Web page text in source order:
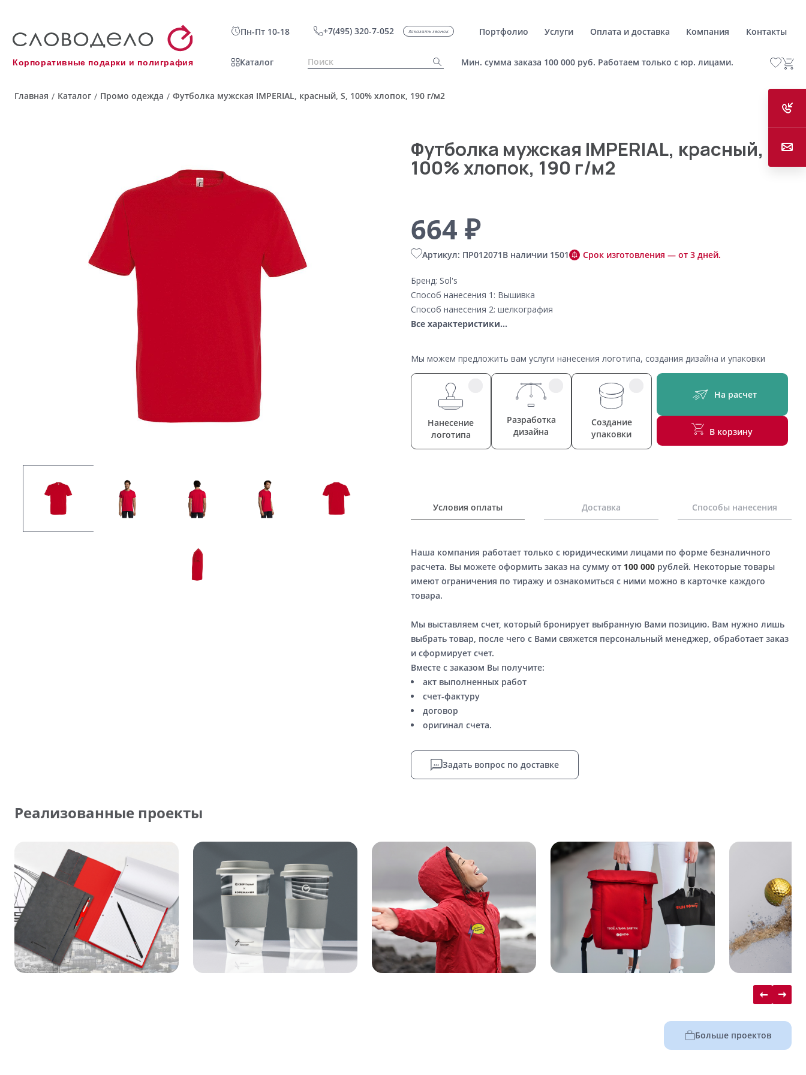
Корпоративные подарки и полиграфия
Пн-Пт 10-18 +7(495) 320-7-052 Заказать звонок Портфолио Услуги Оплата и доставка Компания Контакты
Каталог Мин. сумма заказа 100 000 руб. Работаем только с юр. лицами.
Главная / Каталог / Промо одежда / Футболка мужская IMPERIAL, красный, S, 100% хлопок, 190 г/м2
Футболка мужская IMPERIAL, красный, S,
100% хлопок, 190 г/м2
664 ₽
Артикул: ПР012071В наличии 1501 Срок изготовления — от 3 дней.
Бренд: Sol's
Способ нанесения 1: Вышивка
Способ нанесения 2: шелкография
Все характеристики...
Мы можем предложить вам услуги нанесения логотипа, создания дизайна и упаковки
Нанесение
логотипа
Разработка
дизайна
Создание
упаковки
На расчет
В корзину
Условия оплаты Доставка Способы нанесения
Наша компания работает только с юридическими лицами по форме безналичного
расчета. Вы можете оформить заказ на сумму от 100 000рублей. Некоторые товары
имеют ограничения по тиражу и ознакомиться с ними можно в карточке каждого
товара.
Мы выставляем счет, который бронирует выбранную Вами позицию. Вам нужно лишь
выбрать товар, после чего с Вами свяжется персональный менеджер, обработает заказ
и сформирует счет.
Вместе с заказом Вы получите:
акт выполненных работ
счет-фактуру
договор
оригинал счета.
Задать вопрос по доставке
Реализованные проекты
Больше проектов